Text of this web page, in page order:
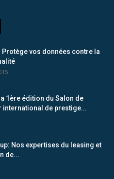
Protège vos données contre la
1ère édition du Salon de
international de prestige...
Nos expertises du leasing et
de...